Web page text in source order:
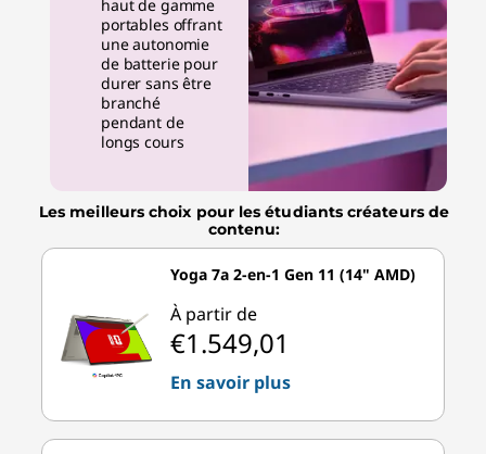
Les meilleurs choix pour les étudiants créateurs de
contenu:
Yoga 7a 2-en-1 Gen 11 (14" AMD)
À partir de
€1.549,01
En savoir plus
haut de gamme
portables offrant
une autonomie
de batterie pour
durer sans être
branché
pendant de
longs cours